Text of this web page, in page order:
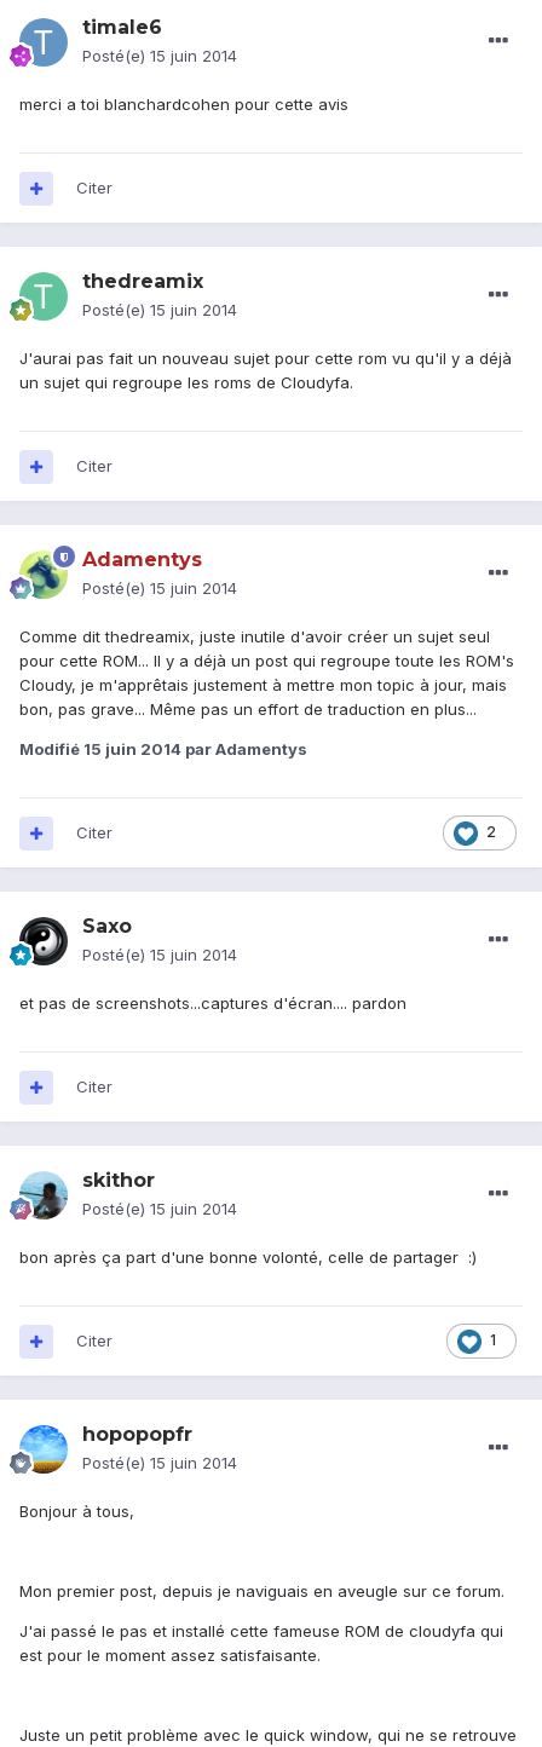
timale6
Posté(e) 15 juin 2014
merci a toi blanchardcohen pour cette avis
Citer
thedreamix
Posté(e) 15 juin 2014
J'aurai pas fait un nouveau sujet pour cette rom vu qu'il y a déjà
un sujet qui regroupe les roms de Cloudyfa.
Citer
Adamentys
Posté(e) 15 juin 2014
Comme dit thedreamix, juste inutile d'avoir créer un sujet seul
pour cette ROM... Il y a déjà un post qui regroupe toute les ROM's
Cloudy, je m'apprêtais justement à mettre mon topic à jour, mais
bon, pas grave... Même pas un effort de traduction en plus...
Modifié 15 juin 2014 par Adamentys
2
Citer
Saxo
Posté(e) 15 juin 2014
et pas de screenshots...captures d'écran.... pardon
Citer
skithor
Posté(e) 15 juin 2014
bon après ça part d'une bonne volonté, celle de partager :)
1
Citer
hopopopfr
Posté(e) 15 juin 2014
Bonjour à tous,
Mon premier post, depuis je naviguais en aveugle sur ce forum.
J'ai passé le pas et installé cette fameuse ROM de cloudyfa qui
est pour le moment assez satisfaisante.
Juste un petit problème avec le quick window, qui ne se retrouve